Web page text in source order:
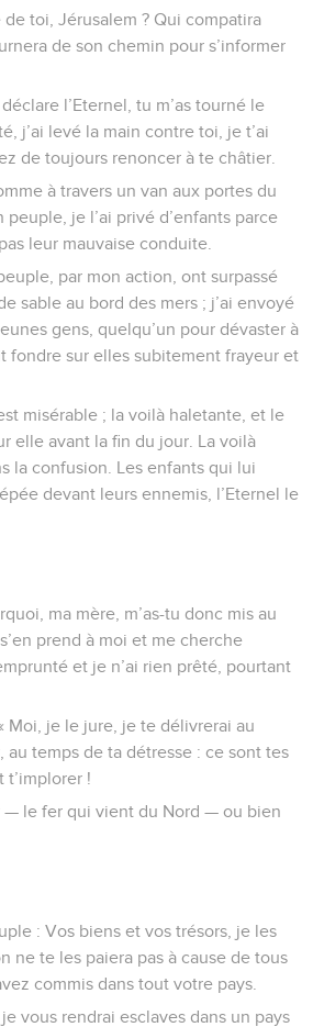
toi, Jérusalem ? Qui compatira
de son chemin pour s’informer
l’Eternel, tu m’as tourné le
j’ai levé la main contre toi, je t’ai
de toujours renoncer à te châtier.
à travers un van aux portes du
peuple, je l’ai privé d’enfants parce
leur mauvaise conduite.
par mon action, ont surpassé
sable au bord des mers ; j’ai envoyé
gens, quelqu’un pour dévaster à
fondre sur elles subitement frayeur et
misérable ; la voilà haletante, et le
elle avant la fin du jour. La voilà
la confusion. Les enfants qui lui
devant leurs ennemis, l’Eternel le
ma mère, m’as-tu donc mis au
prend à moi et me cherche
et je n’ai rien prêté, pourtant
Moi, je le jure, je te délivrerai au
au temps de ta détresse : ce sont tes
!
— le fer qui vient du Nord — ou bien
: Vos biens et vos trésors, je les
ne te les paiera pas à cause de tous
commis dans tout votre pays.
vous rendrai esclaves dans un pays